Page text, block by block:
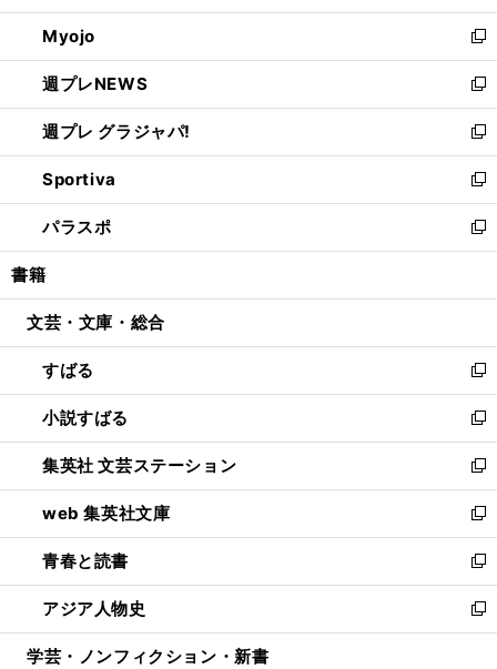
開
く
ウ
で
開
く
ン
ド
ウ
で
開
く
ウ
ィ
ン
ド
ウ
で
開
く
Myojo
新
し
い
ウ
ィ
ン
ド
ウ
で
開
週プレNEWS
新
し
い
ウ
ィ
ン
ド
ウ
開
週プレ グラジャパ!
新
し
い
ウ
ィ
ン
ウ
開
く
Sportiva
新
し
い
ウ
ン
ウ
で
開
く
パラスポ
新
し
ウ
ン
ド
ウ
で
開
く
書籍
文芸・文庫・総合
すばる
新
し
い
ウ
ィ
ン
ド
ウ
で
開
く
小説すばる
新
し
い
ウ
ィ
ン
ド
ウ
で
開
集英社 文芸ステーション
新
し
い
ウ
ィ
ン
ド
ウ
web 集英社文庫
新
し
い
ウ
ィ
ン
青春と読書
新
し
い
ウ
アジア人物史
新
し
学芸・ノンフィクション・新書